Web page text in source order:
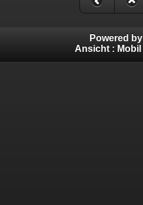
Powered by
Ansicht : Mobil